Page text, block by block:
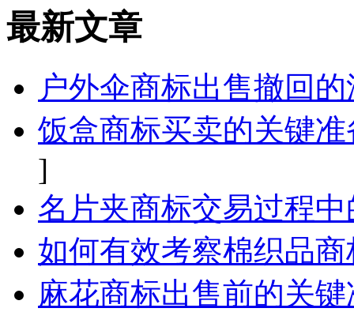
最新文章
户外伞商标出售撤回
饭盒商标买卖的关键
]
名片夹商标交易过程
如何有效考察棉织品
麻花商标出售前的关